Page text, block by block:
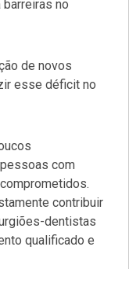
no
de novos
esse déficit no
com
contribuir
dentistas
qualificado e